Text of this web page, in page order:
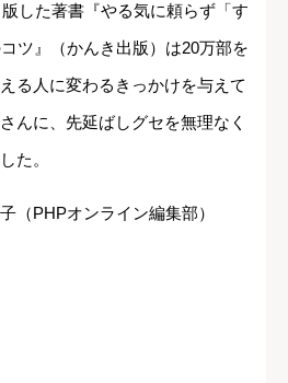
した著書『やる気に頼らず「す
ツ』（かんき出版）は20万部を
る人に変わるきっかけを与えて
んに、先延ばしグセを無理なく
た。
（PHPオンライン編集部）